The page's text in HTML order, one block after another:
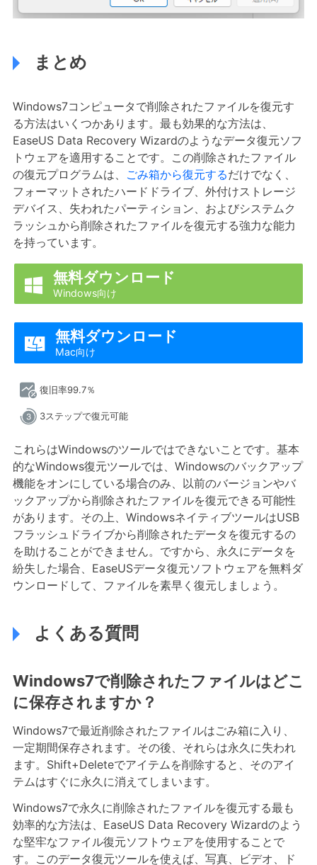
まとめ
Windows7コンピュータで削除されたファイルを復元す
る方法はいくつかあります。最も効果的な方法は、
EaseUS Data Recovery Wizardのようなデータ復元ソフ
トウェアを適用することです。この削除されたファイル
の復元プログラムは、
ごみ箱から復元するだけでなく、
フォーマットされたハードドライブ、外付けストレージ
デバイス、失われたパーティション、およびシステムク
ラッシュから削除されたファイルを復元する強力な能力
を持っています。
 無料ダウンロード
Windows向け
 無料ダウンロード
Mac向け
復旧率99.7％
3ステップで復元可能
これらはWindowsのツールではできないことです。基本
的なWindows復元ツールでは、Windowsのバックアップ
機能をオンにしている場合のみ、以前のバージョンやバ
ックアップから削除されたファイルを復元できる可能性
があります。その上、WindowsネイティブツールはUSB
フラッシュドライブから削除されたデータを復元するの
を助けることができません。ですから、永久にデータを
紛失した場合、EaseUSデータ復元ソフトウェアを無料ダ
ウンロードして、ファイルを素早く復元しましょう。
よくある質問
Windows7で削除されたファイルはどこ
に保存されますか？
Windows7で最近削除されたファイルはごみ箱に入り、
一定期間保存されます。その後、それらは永久に失われ
ます。Shift+Deleteでアイテムを削除すると、そのアイ
テムはすぐに永久に消えてしまいます。
Windows7で永久に削除されたファイルを復元する最も
効率的な方法は、EaseUS Data Recovery Wizardのよう
な堅牢なファイル復元ソフトウェアを使用することで
す。このデータ復元ツールを使えば、写真、ビデオ、ド